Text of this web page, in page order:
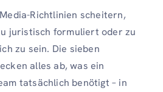
Richtlinien scheitern,
juristisch formuliert oder zu
zu sein. Die sieben
alles ab, was ein
tatsächlich benötigt – in